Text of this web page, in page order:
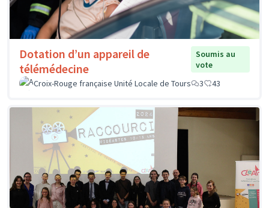
Dotation d’un appareil de
télémédecine
Soumis au
vote
Croix-Rouge française Unité Locale de Tours
3 43